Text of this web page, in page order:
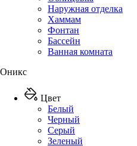
Наружная отделка
Хаммам
Фонтан
Бассейн
Ванная комната
Оникс
Цвет
Белый
Черный
Серый
Зеленый